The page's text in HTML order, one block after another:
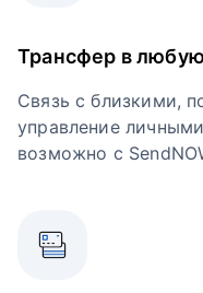
Трансфер в
Связь с близкими,
управление
возможно с